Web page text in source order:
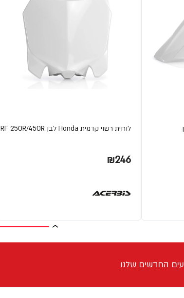
לוחית רשוי קדמית Honda לבן CRF 250R/450R
₪246
החדשים שלנו